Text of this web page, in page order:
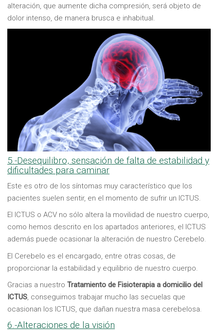
alteración, que aumente dicha compresión, será objeto de
dolor intenso, de manera brusca e inhabitual.
5.-Desequilibro, sensación de falta de estabilidad y
dificultades para caminar
Este es otro de los síntomas muy característico que los
pacientes suelen sentir, en el momento de sufrir un ICTUS.
El ICTUS o ACV no sólo altera la movilidad de nuestro cuerpo,
como hemos descrito en los apartados anteriores, el ICTUS
además puede ocasionar la alteración de nuestro Cerebelo.
El Cerebelo es el encargado, entre otras cosas, de
proporcionar la estabilidad y equilibrio de nuestro cuerpo.
Gracias a nuestro Tratamiento de Fisioterapia a domicilio del
ICTUS, conseguimos trabajar mucho las secuelas que
ocasionan los ICTUS, que dañan nuestra masa cerebelosa.
6.-Alteraciones de la visión